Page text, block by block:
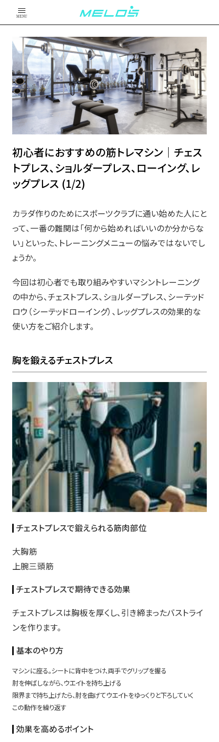
MENU
初心者におすすめの筋トレマシン｜チェス
トプレス、ショルダープレス、ローイング、レ
ッグプレス (1/2)
カラダ作りのためにスポーツクラブに通い始めた人にと
って、一番の難関は「何から始めればいいのか分からな
い」といった、トレーニングメニューの悩みではないでし
ょうか。
今回は初心者でも取り組みやすいマシントレーニング
の中から、チェストプレス、ショルダープレス、シーテッド
ロウ（シーテッドローイング）、レッグプレスの効果的な
使い方をご紹介します。
胸を鍛えるチェストプレス
チェストプレスで鍛えられる筋肉部位
大胸筋
上腕三頭筋
チェストプレスで期待できる効果
チェストプレスは胸板を厚くし、引き締まったバストライ
ンを作ります。
基本のやり方
マシンに座る。シートに背中をつけ、両手でグリップを握る
肘を伸ばしながら、ウエイトを持ち上げる
限界まで持ち上げたら、肘を曲げてウエイトをゆっくりと下ろしていく
この動作を繰り返す
効果を高めるポイント